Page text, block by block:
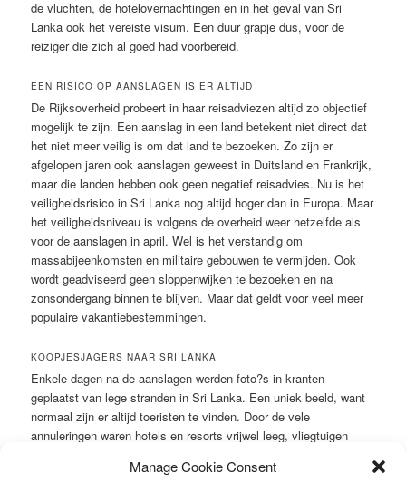
Manage Cookie Consent
de vluchten, de hotelovernachtingen en in het geval van Sri
Lanka ook het vereiste visum. Een duur grapje dus, voor de
reiziger die zich al goed had voorbereid.
EEN RISICO OP AANSLAGEN IS ER ALTIJD
De Rijksoverheid probeert in haar reisadviezen altijd zo objectief
mogelijk te zijn. Een aanslag in een land betekent niet direct dat
het niet meer veilig is om dat land te bezoeken. Zo zijn er
afgelopen jaren ook aanslagen geweest in Duitsland en Frankrijk,
maar die landen hebben ook geen negatief reisadvies. Nu is het
veiligheidsrisico in Sri Lanka nog altijd hoger dan in Europa. Maar
het veiligheidsniveau is volgens de overheid weer hetzelfde als
voor de aanslagen in april. Wel is het verstandig om
massabijeenkomsten en militaire gebouwen te vermijden. Ook
wordt geadviseerd geen sloppenwijken te bezoeken en na
zonsondergang binnen te blijven. Maar dat geldt voor veel meer
populaire vakantiebestemmingen.
KOOPJESJAGERS NAAR SRI LANKA
Enkele dagen na de aanslagen werden foto?s in kranten
geplaatst van lege stranden in Sri Lanka. Een uniek beeld, want
normaal zijn er altijd toeristen te vinden. Door de vele
annuleringen waren hotels en resorts vrijwel leeg, vliegtuigen
visum meer voor Sri Lanka. Een dergelijke situatie zorgt al snel